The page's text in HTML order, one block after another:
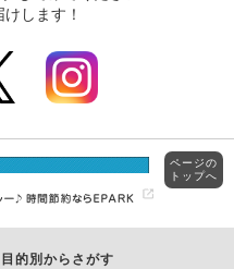
目的別からさがす
ページの
トップへ